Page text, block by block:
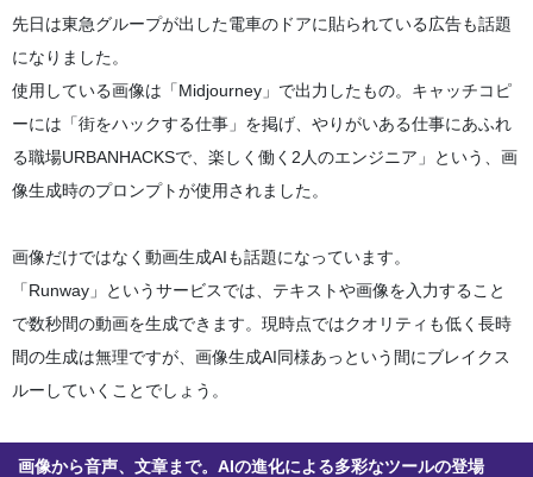
先日は東急グループが出した電車のドアに貼られている広告も話題
になりました。
使用している画像は「Midjourney」で出力したもの。キャッチコピ
ーには「街をハックする仕事」を掲げ、やりがいある仕事にあふれ
る職場URBANHACKSで、楽しく働く2人のエンジニア」という、画
像生成時のプロンプトが使用されました。
画像だけではなく動画生成AIも話題になっています。
「Runway」というサービスでは、テキストや画像を入力すること
で数秒間の動画を生成できます。現時点ではクオリティも低く長時
間の生成は無理ですが、画像生成AI同様あっという間にブレイクス
ルーしていくことでしょう。
画像から音声、文章まで。AIの進化による多彩なツールの登場